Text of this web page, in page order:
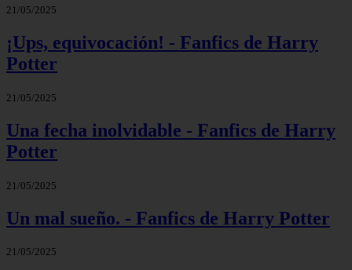
21/05/2025
¡Ups, equivocación! - Fanfics de Harry
Potter
21/05/2025
Una fecha inolvidable - Fanfics de Harry
Potter
21/05/2025
Un mal sueño. - Fanfics de Harry Potter
21/05/2025